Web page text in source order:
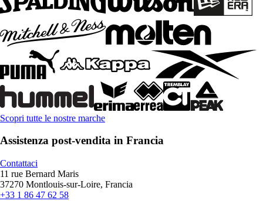
Scopri tutte le nostre marche
Assistenza post-vendita in Francia
Contattaci
11 rue Bernard Maris
37270 Montlouis-sur-Loire, Francia
+33 1 86 47 62 58